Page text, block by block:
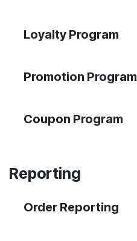
Loyalty Program
Promotion Program
Coupon Program
Reporting
Order Reporting